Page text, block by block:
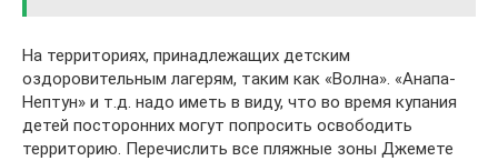
На территориях, принадлежащих детским
оздоровительным лагерям, таким как «Волна». «Анапа-
Нептун» и т.д. надо иметь в виду, что во время купания
детей посторонних могут попросить освободить
территорию. Перечислить все пляжные зоны Джемете